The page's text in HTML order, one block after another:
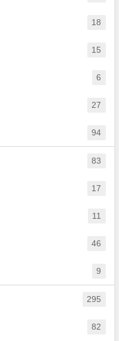
18
15
6
27
94
83
17
11
46
9
295
82